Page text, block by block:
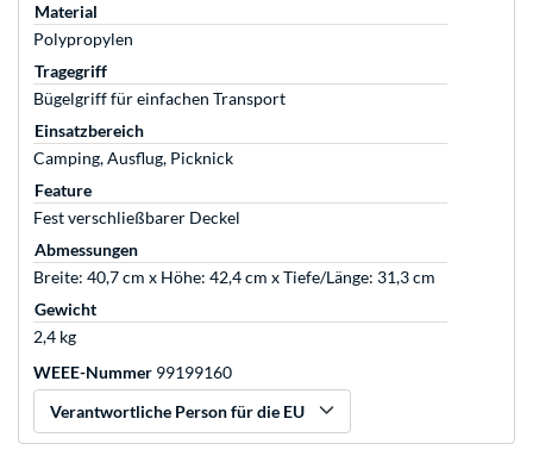
Material
Polypropylen
Tragegriff
Bügelgriff für einfachen Transport
Einsatzbereich
Camping, Ausflug, Picknick
Feature
Fest verschließbarer Deckel
Abmessungen
Breite: 40,7 cm x Höhe: 42,4 cm x Tiefe/Länge: 31,3 cm
Gewicht
2,4 kg
WEEE-Nummer 99199160
Verantwortliche Person für die EU